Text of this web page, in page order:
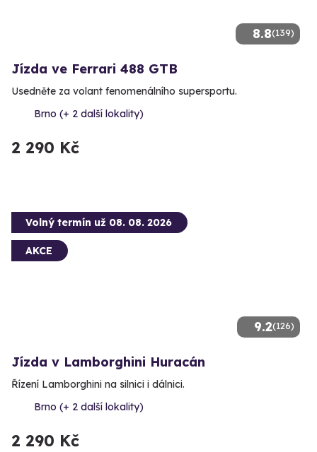
8.8(139)
Jízda ve Ferrari 488 GTB
Usedněte za volant fenomenálního supersportu.
Brno (+ 2 další lokality)
2 290 Kč
9.2(126)
Volný termín už 08. 08. 2026
AKCE
Jízda v Lamborghini Huracán
Řízení Lamborghini na silnici i dálnici.
Brno (+ 2 další lokality)
2 290 Kč